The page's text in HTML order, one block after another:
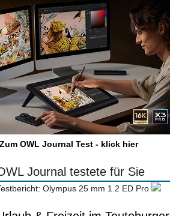
Zum OWL Journal Test - klick hier
Journal testete für Sie
Olympus 25 mm 1.2 ED Pro